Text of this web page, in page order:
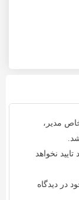
مدیر،
نخواهد
در دیدگاه